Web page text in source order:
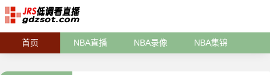
首页 NBA直播 NBA录像 NBA集锦